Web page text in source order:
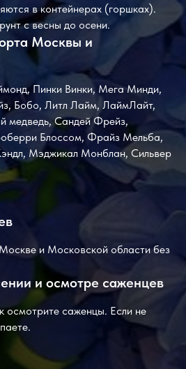
в контейнерах (горшках).
с весны до осени.
Москвы и
Пинки Винки, Мега Минди,
Бобо, Литл Лайм, ЛаймЛайт,
медведь, Сандей Фрейз,
Блоссом, Фрайз Мельба,
Мэджикал Монблан, Сильвер
и Московской области без
и осмотре саженцев
осмотрите саженцы. Если не